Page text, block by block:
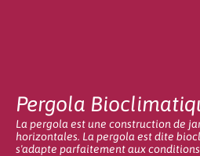
Pergola
La pergola est une construction de
horizontales. La pergola est dite
s'adapte parfaitement aux